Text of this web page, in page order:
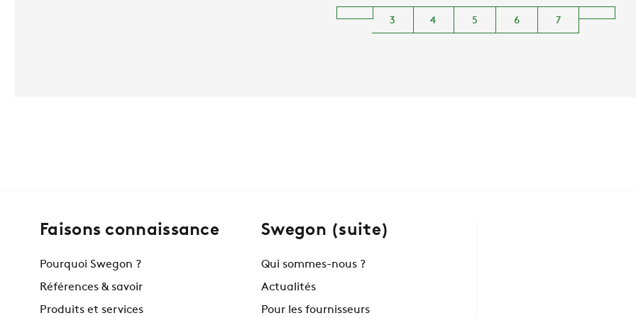
3 4 5 6 7
Faisons connaissance
Pourquoi Swegon ?
Références & savoir
Produits et services
Swegon (suite)
Qui sommes-nous ?
Actualités
Pour les fournisseurs